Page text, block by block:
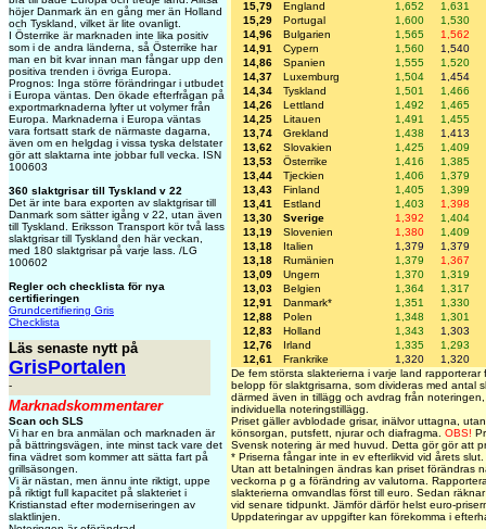
höjer Danmark än en gång mer än Holland
och Tyskland, vilket är lite ovanligt.
I Österrike är marknaden inte lika positiv
som i de andra länderna, så Österrike har
man en bit kvar innan man fångar upp den
positiva trenden i övriga Europa.
Prognos: Inga större förändringar i utbudet
i Europa väntas. Den ökade efterfrågan på
exportmarknaderna lyfter ut volymer från
Europa. Marknaderna i Europa väntas
vara fortsatt stark de närmaste dagarna,
även om en helgdag i vissa tyska delstater
gör att slaktarna inte jobbar full vecka. ISN
100603
360 slaktgrisar till Tyskland v 22
Det är inte bara exporten av slaktgrisar till
Danmark som sätter igång v 22, utan även
till Tyskland. Eriksson Transport kör två lass
slaktgrisar till Tyskland den här veckan,
med 180 slaktgrisar på varje lass. /LG
100602
Regler och checklista för nya
certifieringen
Grundcertifiering Gris
Checklista
Läs senaste nytt på
GrisPortalen
-
Marknadskommentarer
Scan och SLS
Vi har en bra anmälan och marknaden är
på bättringsvägen, inte minst tack vare det
fina vädret som kommer att sätta fart på
grillsäsongen.
Vi är nästan, men ännu inte riktigt, uppe
på riktigt full kapacitet på slakteriet i
Kristianstad efter moderniseringen av
slaktlinjen.
15,79
England 1,652
1,631
15,29
Portugal 1,600
1,530
14,96
Bulgarien 1,565
1,562
14,91
Cypern 1,560
1,540
14,86
Spanien 1,555
1,520
14,37
Luxemburg 1,504
1,454
14,34
Tyskland 1,501
1,466
14,26
Lettland 1,492
1,465
14,25
Litauen 1,491
1,455
13,74
Grekland 1,438
1,413
13,62
Slovakien 1,425
1,409
13,53
Österrike 1,416
1,385
13,44
Tjeckien 1,406
1,379
13,43
Finland 1,405
1,399
13,41
Estland 1,403
1,398
13,30
Sverige 1,392
1,404
13,19
Slovenien 1,380
1,409
13,18
Italien 1,379
1,379
13,18
Rumänien 1,379
1,367
13,09
Ungern 1,370
1,319
13,03
Belgien 1,364
1,317
12,91
Danmark* 1,351
1,330
12,88
Polen 1,348
1,301
12,83
Holland 1,343
1,303
12,76
Irland 1,335
1,293
12,61
Frankrike 1,320
1,320
De fem största slakterierna i varje land
belopp för slaktgrisarna, som divideras med antal
därmed även in tillägg och avdrag från
individuella noteringstillägg.
Priset gäller avblodade grisar, inälvor uttagna,
könsorgan, putsfett, njurar och diafragma. OBS!
Svensk notering är med huvud. Detta gör gör att
* Priserna fångar inte in ev efterlikvid vid årets slut.
Utan att betalningen ändras kan priset förändras
veckorna p g a förändring av valutorna.
slakterierna omvandlas först till euro. Sedan
vid senare tidpunkt. Jämför därför helst euro-
Uppdateringar av uppgifter kan förekomma i